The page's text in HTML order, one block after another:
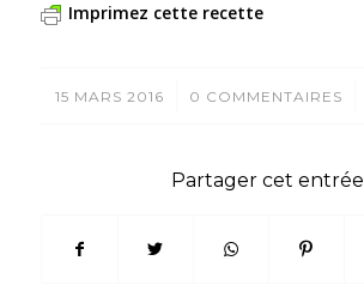
Imprimez cette recette
15 MARS 2016
/ 0 COMMENTAIRES
/
Partager cet entrée